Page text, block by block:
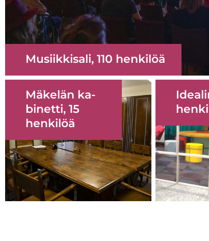
Musiik­ki­sa­li, 110 hen­ki­löä
Linkki
ulkoiselle
sivulle
Mä­ke­län ka­
bi­net­ti, 15
hen­ki­löä